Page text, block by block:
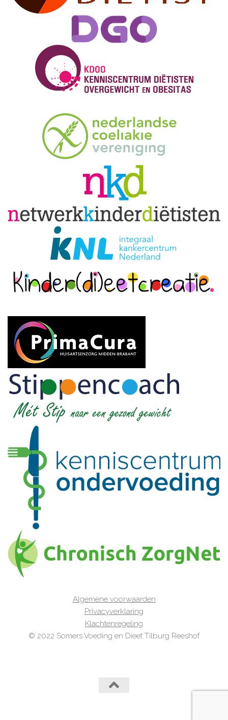
Algemene voorwaarden
Privacyverklaring
Klachtenregeling
© 2022 Somers Voeding en Dieet Tilburg Reeshof